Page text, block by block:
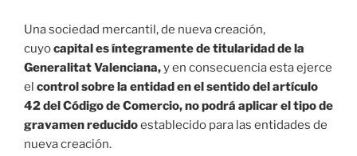
Una sociedad mercantil, de nueva creación,
cuyocapital es íntegramente de titularidad de la
Generalitat Valenciana,y en consecuencia esta ejerce
el control sobre la entidad en el sentido del artículo
42 del Código de Comercio, no podrá aplicar el tipo de
gravamen reducidoestablecido para las entidades de
nueva creación.